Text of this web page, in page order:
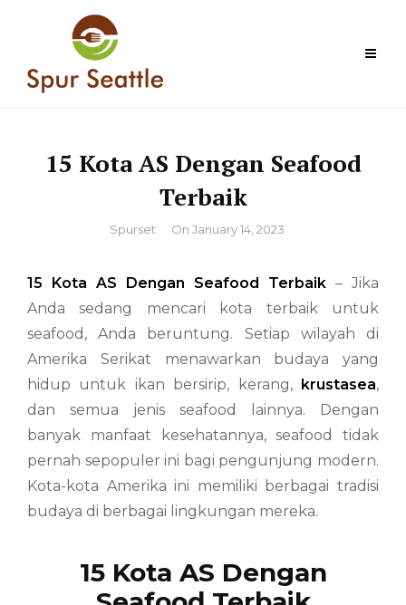
15 Kota AS Dengan Seafood
Terbaik
By
Spurset On January 14, 2023
15 Kota AS Dengan Seafood Terbaik – Jika
Anda sedang mencari kota terbaik untuk
seafood, Anda beruntung. Setiap wilayah di
Amerika Serikat menawarkan budaya yang
hidup untuk ikan bersirip, kerang, krustasea,
dan semua jenis seafood lainnya. Dengan
banyak manfaat kesehatannya, seafood tidak
pernah sepopuler ini bagi pengunjung modern.
Kota-kota Amerika ini memiliki berbagai tradisi
budaya di berbagai lingkungan mereka.
15 Kota AS Dengan